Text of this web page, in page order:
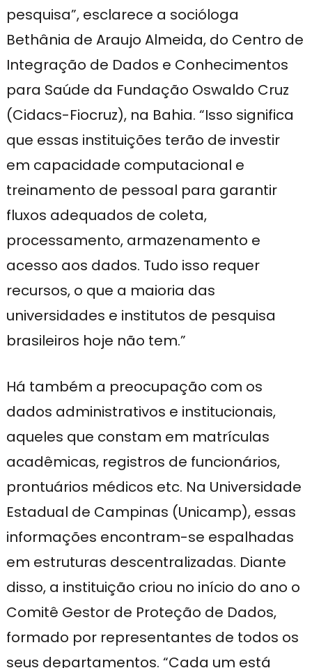
pesquisa”, esclarece a socióloga
Bethânia de Araujo Almeida, do Centro de
Integração de Dados e Conhecimentos
para Saúde da Fundação Oswaldo Cruz
(Cidacs-Fiocruz), na Bahia. “Isso significa
que essas instituições terão de investir
em capacidade computacional e
treinamento de pessoal para garantir
fluxos adequados de coleta,
processamento, armazenamento e
acesso aos dados. Tudo isso requer
recursos, o que a maioria das
universidades e institutos de pesquisa
brasileiros hoje não tem.”
Há também a preocupação com os
dados administrativos e institucionais,
aqueles que constam em matrículas
acadêmicas, registros de funcionários,
prontuários médicos etc. Na Universidade
Estadual de Campinas (Unicamp), essas
informações encontram-se espalhadas
em estruturas descentralizadas. Diante
disso, a instituição criou no início do ano o
Comitê Gestor de Proteção de Dados,
formado por representantes de todos os
seus departamentos. “Cada um está